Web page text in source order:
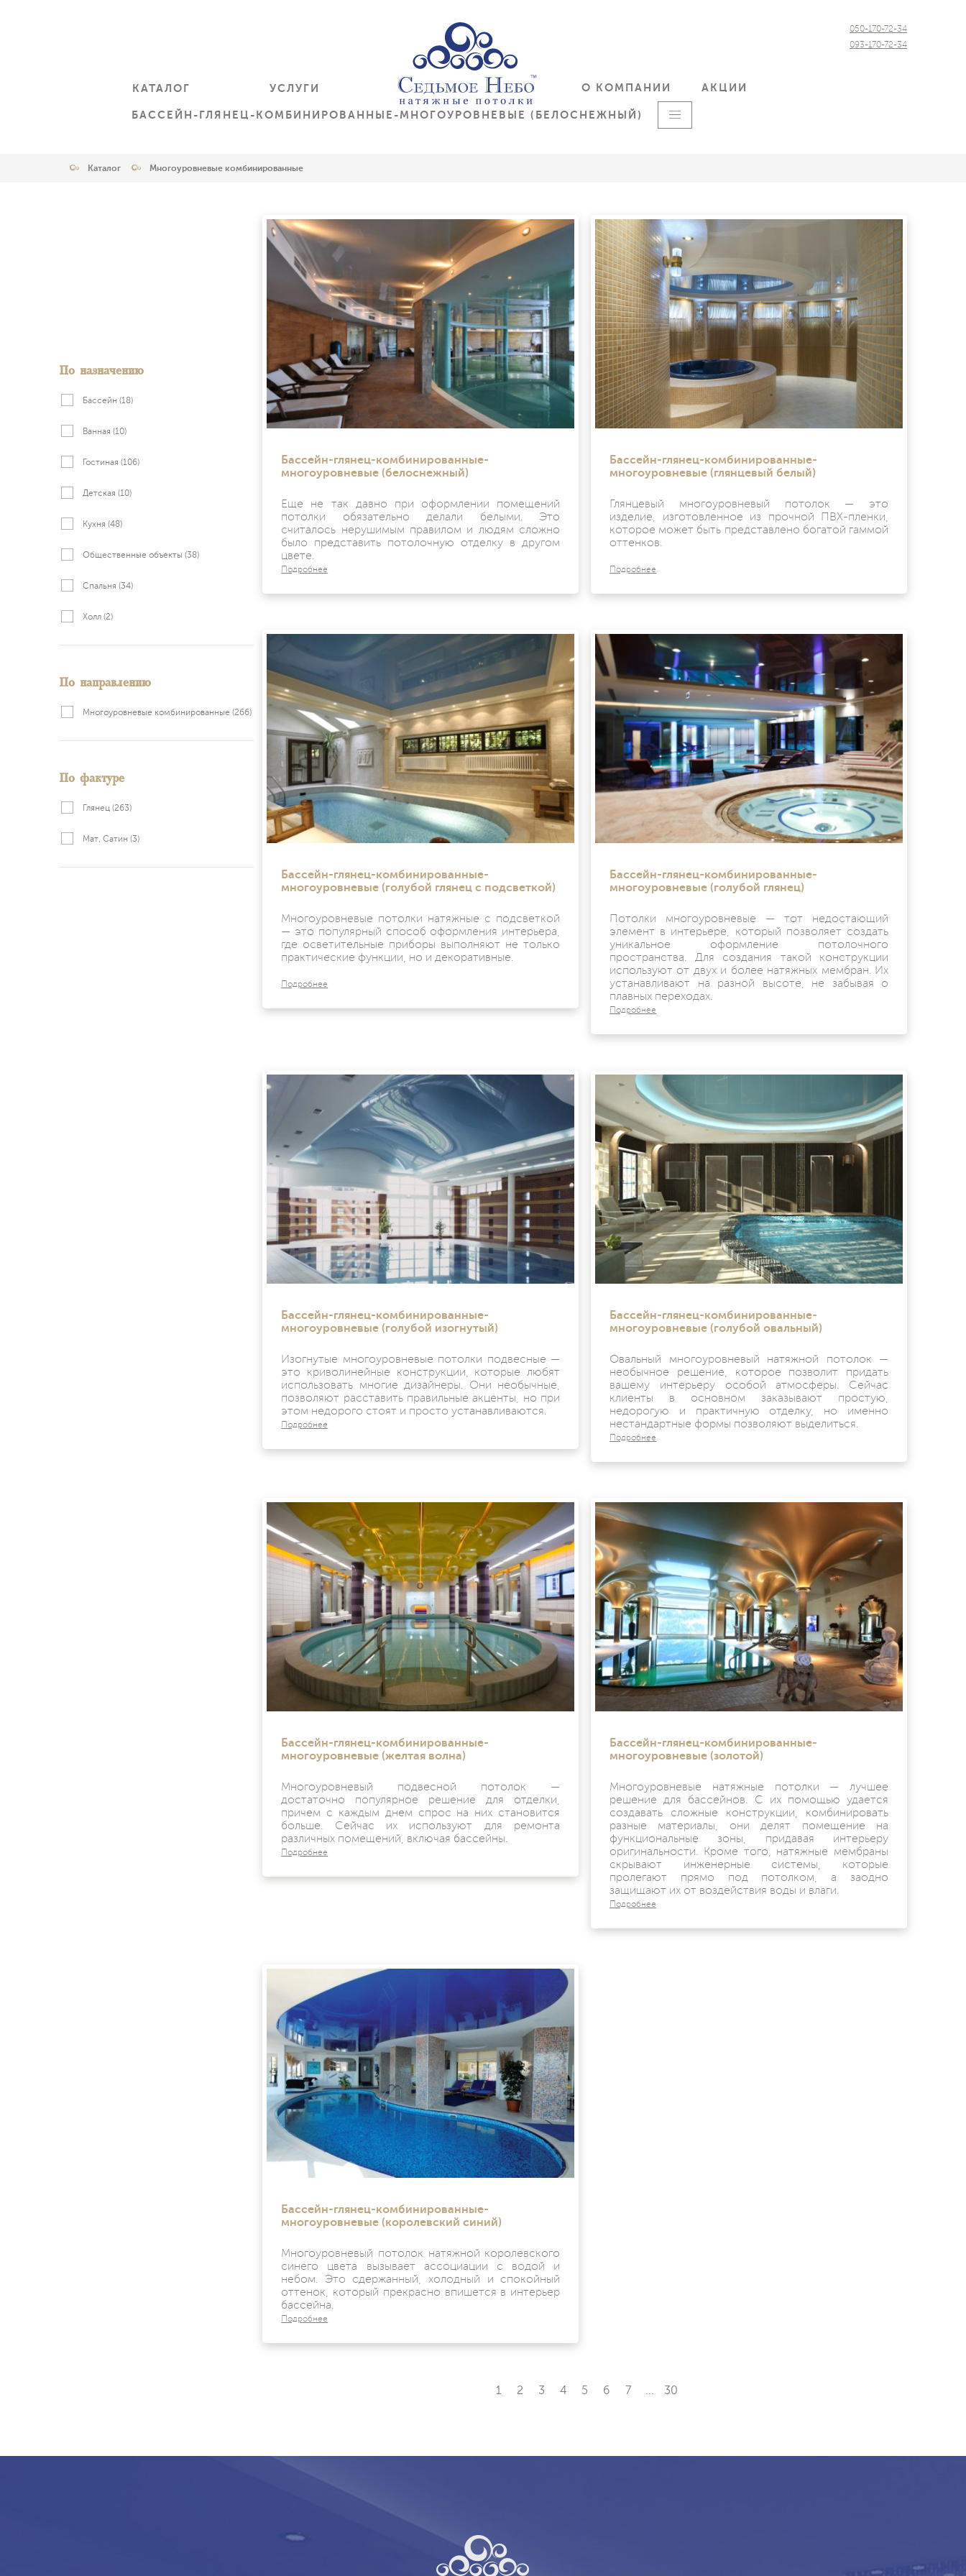
КАТАЛОГ УСЛУГИ О КОМПАНИИ АКЦИИ
БАССЕЙН-ГЛЯНЕЦ-КОМБИНИРОВАННЫЕ-МНОГОУРОВНЕВЫЕ (БЕЛОСНЕЖНЫЙ)
050-170-72-34
093-170-72-34
Каталог Многоуровневые комбинированные
По назначению
Бассейн (18)
Ванная (10)
Гостиная (106)
Детская (10)
Кухня (48)
Общественные объекты (38)
Спальня (34)
Холл (2)
По направлению
Многоуровневые комбинированные (266)
По фактуре
Глянец (263)
Мат, Сатин (3)
Бассейн-глянец-комбинированные-
многоуровневые (белоснежный)
Еще не так давно при оформлении помещений
потолки обязательно делали белыми. Это
считалось нерушимым правилом и людям сложно
было представить потолочную отделку в другом
цвете.
Подробнее
Бассейн-глянец-комбинированные-
многоуровневые (глянцевый белый)
Глянцевый многоуровневый потолок — это
изделие, изготовленное из прочной ПВХ-пленки,
которое может быть представлено богатой гаммой
оттенков.
Подробнее
Бассейн-глянец-комбинированные-
многоуровневые (голубой глянец с подсветкой)
Многоуровневые потолки натяжные с подсветкой
— это популярный способ оформления интерьера,
где осветительные приборы выполняют не только
практические функции, но и декоративные.
Подробнее
Бассейн-глянец-комбинированные-
многоуровневые (голубой глянец)
Потолки многоуровневые — тот недостающий
элемент в интерьере, который позволяет создать
уникальное оформление потолочного
пространства. Для создания такой конструкции
используют от двух и более натяжных мембран. Их
устанавливают на разной высоте, не забывая о
плавных переходах.
Подробнее
Бассейн-глянец-комбинированные-
многоуровневые (голубой изогнутый)
Изогнутые многоуровневые потолки подвесные —
это криволинейные конструкции, которые любят
использовать многие дизайнеры. Они необычные,
позволяют расставить правильные акценты, но при
этом недорого стоят и просто устанавливаются.
Подробнее
Бассейн-глянец-комбинированные-
многоуровневые (голубой овальный)
Овальный многоуровневый натяжной потолок —
необычное решение, которое позволит придать
вашему интерьеру особой атмосферы. Сейчас
клиенты в основном заказывают простую,
недорогую и практичную отделку, но именно
нестандартные формы позволяют выделиться.
Подробнее
Бассейн-глянец-комбинированные-
многоуровневые (желтая волна)
Многоуровневый подвесной потолок —
достаточно популярное решение для отделки,
причем с каждым днем спрос на них становится
больше. Сейчас их используют для ремонта
различных помещений, включая бассейны.
Подробнее
Бассейн-глянец-комбинированные-
многоуровневые (золотой)
Многоуровневые натяжные потолки — лучшее
решение для бассейнов. С их помощью удается
создавать сложные конструкции, комбинировать
разные материалы, они делят помещение на
функциональные зоны, придавая интерьеру
оригинальности. Кроме того, натяжные мембраны
скрывают инженерные системы, которые
пролегают прямо под потолком, а заодно
защищают их от воздействия воды и влаги.
Подробнее
Бассейн-глянец-комбинированные-
многоуровневые (королевский синий)
Многоуровневый потолок натяжной королевского
синего цвета вызывает ассоциации с водой и
небом. Это сдержанный, холодный и спокойный
оттенок, который прекрасно впишется в интерьер
бассейна.
Подробнее
1 2 3 4 5 6 7 ... 30